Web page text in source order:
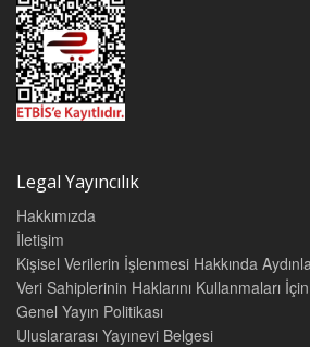
Legal Yayıncılık
Hakkımızda
İletişim
Kişisel Verilerin İşlenmesi Hakkında
Veri Sahiplerinin Haklarını Kullanmaları
Genel Yayın Politikası
Uluslararası Yayınevi Belgesi